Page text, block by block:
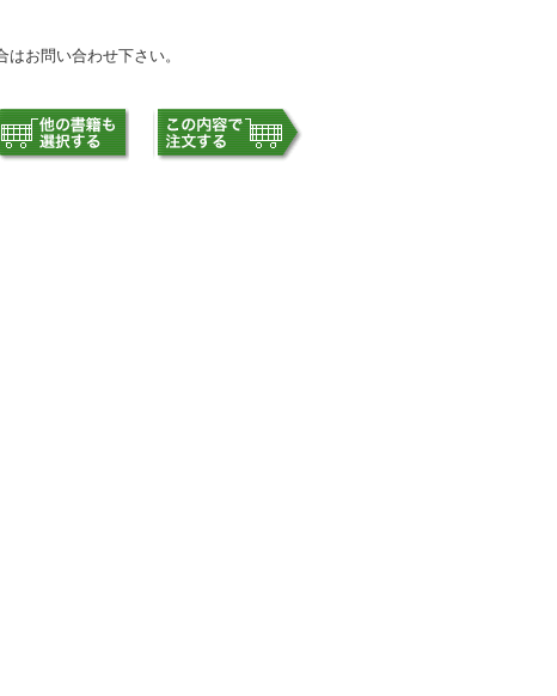
お問い合わせ下さい。